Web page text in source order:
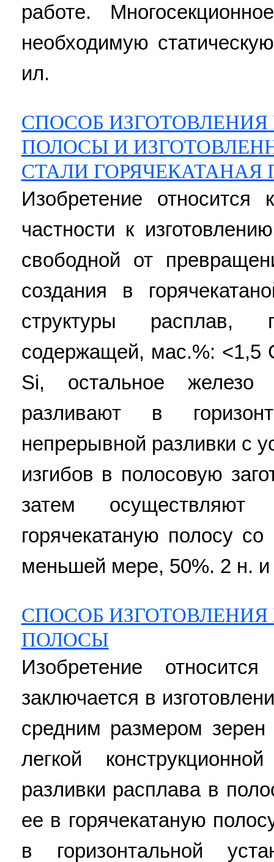
работе.
необходимую
ил.
СПОСОБ ИЗГОТОВЛЕНИЯ
ПОЛОСЫ И
СТАЛИ ГОРЯЧЕКАТАНАЯ
Изобретение относится
частности к
свободной от
создания в
структуры расплав,
содержащей, мас.%: <1,5
Si, остальное
разливают в
непрерывной разливки с
изгибов в полосовую
затем осуществляют
горячекатаную полосу
меньшей мере, 50%. 2 н.
СПОСОБ ИЗГОТОВЛЕНИЯ
ПОЛОСЫ
Изобретение
заключается в
средним размером
легкой
разливки расплава в
ее в горячекатаную
в горизонтальной